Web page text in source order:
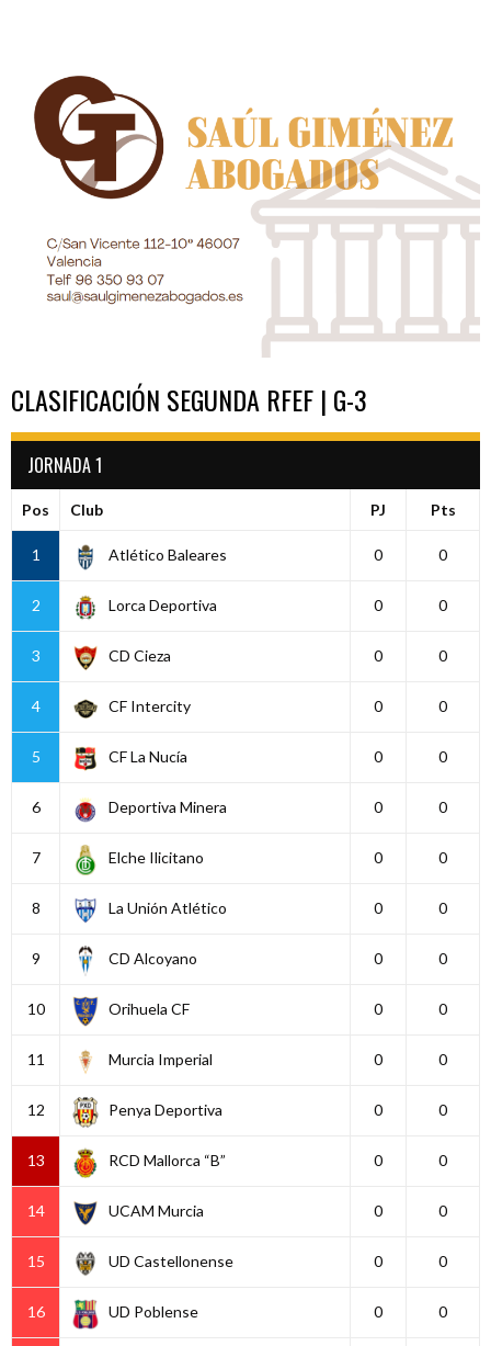
ENTRADAS
CLASIFICACIÓN SEGUNDA RFEF | G-3
JORNADA 1
Pos Club PJ Pts
1 Atlético Baleares 0 0
2 Lorca Deportiva 0 0
3 CD Cieza 0 0
4 CF Intercity 0 0
5 CF La Nucía 0 0
6 Deportiva Minera 0 0
7 Elche Ilicitano 0 0
8 La Unión Atlético 0 0
9 CD Alcoyano 0 0
10 Orihuela CF 0 0
11 Murcia Imperial 0 0
12 Penya Deportiva 0 0
13 RCD Mallorca “B” 0 0
14 UCAM Murcia 0 0
15 UD Castellonense 0 0
16 UD Poblense 0 0